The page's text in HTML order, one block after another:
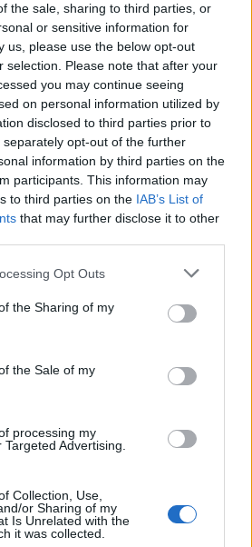
the sale, sharing to third parties, or
or sensitive information for
us, please use the below opt-out
selection. Please note that after your
you may continue seeing
on personal information utilized by
disclosed to third parties prior to
opt-out of the further
information by third parties on the
participants. This information may
to third parties on the IAB’s List of
that may further disclose it to other
Opt Outs
the Sharing of my
the Sale of my
processing my
Advertising.
Collection, Use,
or Sharing of my
Is Unrelated with the
it was collected.
w_kob_1111
z Orliflique na Elliade
5 lat przyjmuję tabletki
ORLIFLIQUE. Na lewym jajniku
torbiel, która w ciągu roku z 2
się do 3 cm. Pani ginekolog
mi zmianę tabletek na Elliade,
w nich silniejsze hormony i być
wzrost zmiany. Czy może ktoś
żadnych skutków ubocznych.
antykoncepcji?
Antykoncepcja
gość
Qlaira
tabletki qlaira w 6 dniu.
tabletki z 6 i 7 dnia. Czy
zajść w ciążę???
- specjalista radzi, dla
gość